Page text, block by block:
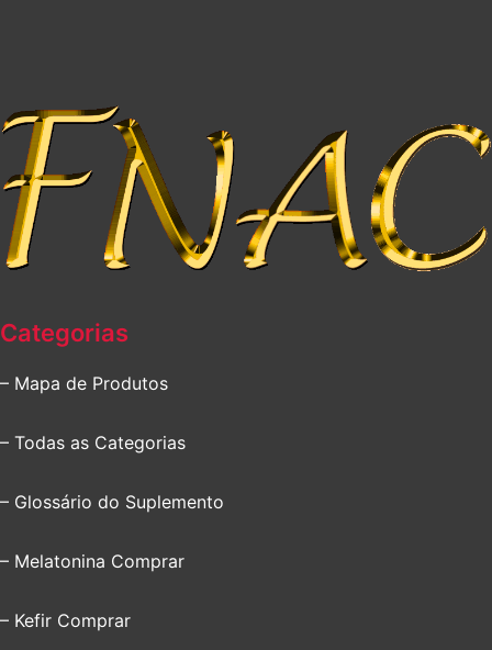
Categorias
– Mapa de Produtos
– Todas as Categorias
– Glossário do Suplemento
– Melatonina Comprar
– Kefir Comprar